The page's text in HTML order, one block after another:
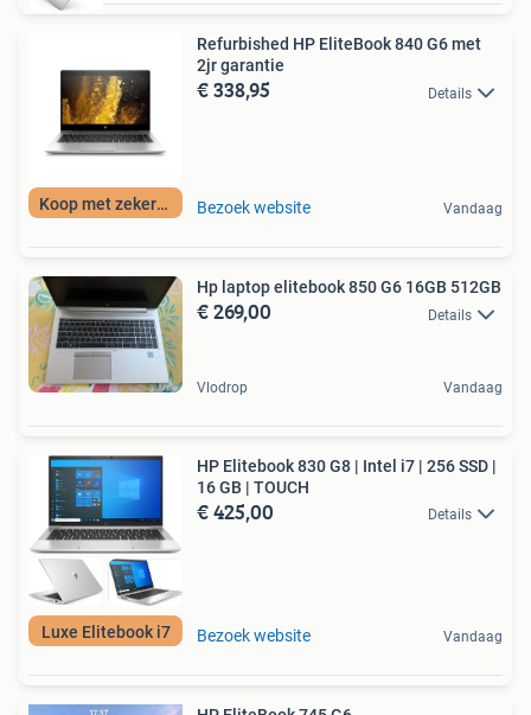
Koop met zekerheid
Refurbished HP EliteBook 840 G6 met
2jr garantie
€ 338,95 Details
Bezoek website Vandaag
Hp laptop elitebook 850 G6 16GB 512GB
€ 269,00 Details
Vlodrop Vandaag
Luxe Elitebook i7
HP Elitebook 830 G8 | Intel i7 | 256 SSD |
16 GB | TOUCH
€ 425,00 Details
Bezoek website Vandaag